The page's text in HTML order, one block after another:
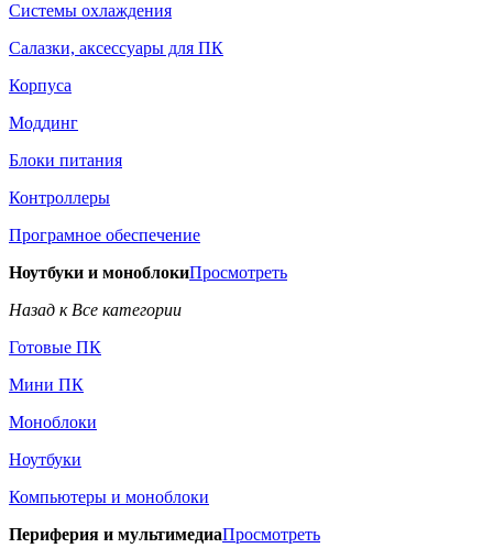
Системы охлаждения
Салазки, аксессуары для ПК
Корпуса
Моддинг
Блоки питания
Контроллеры
Програмное обеспечение
Ноутбуки и моноблокиПросмотреть
Назад к Все категории
Готовые ПК
Мини ПК
Моноблоки
Ноутбуки
Компьютеры и моноблоки
Периферия и мультимедиаПросмотреть